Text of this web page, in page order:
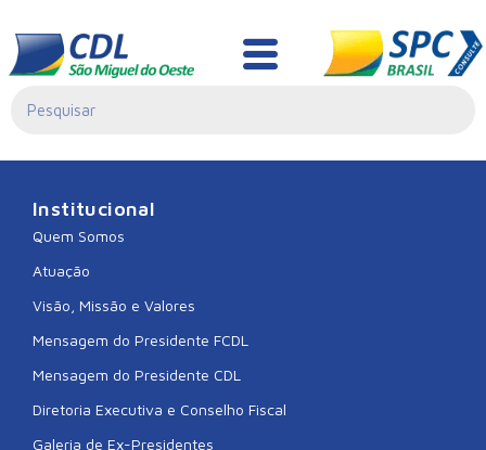
CDL CELSO RAMOS
Institucional
Quem Somos
Atuação
Visão, Missão e Valores
Mensagem do Presidente FCDL
Mensagem do Presidente CDL
Diretoria Executiva e Conselho Fiscal
Galeria de Ex-Presidentes